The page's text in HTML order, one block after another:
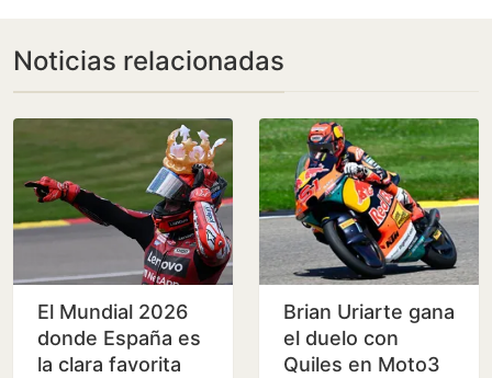
Noticias relacionadas
El Mundial 2026
donde España es
la clara favorita
Brian Uriarte gana
el duelo con
Quiles en Moto3